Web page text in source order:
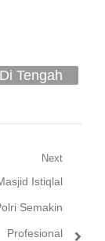
Tengah
Next
Istiqlal
Semakin
Profesional